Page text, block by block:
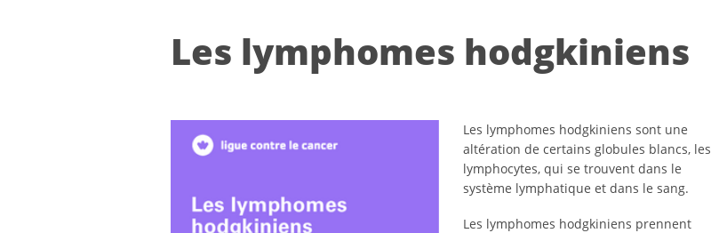
Les lym­phomes hodg­ki­niens
Les lymphomes hodgkiniens sont une
altération de certains globules blancs, les
lymphocytes, qui se trouvent dans le
système lymphatique et dans le sang.
Les lymphomes hodgkiniens prennent